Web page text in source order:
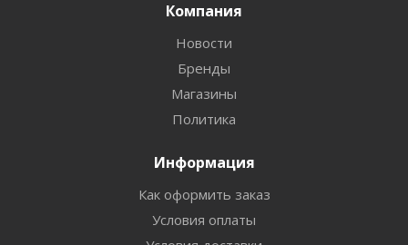
Компания
Новости
Бренды
Магазины
Политика
Информация
Как оформить заказ
Условия оплаты